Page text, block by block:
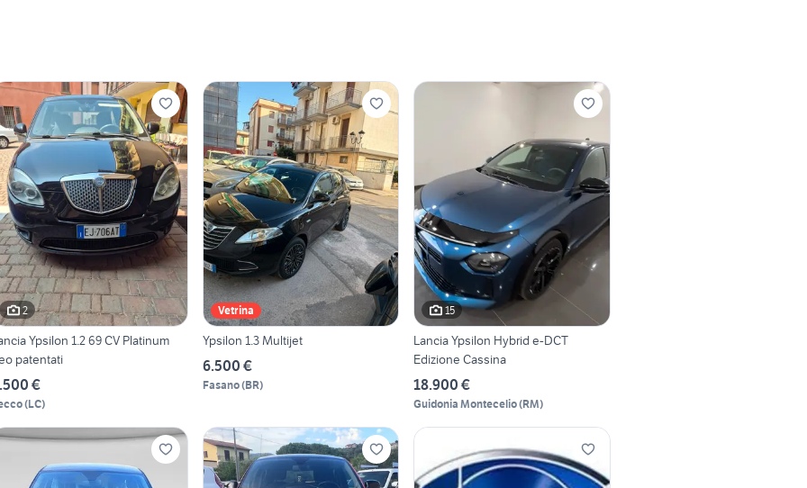
2
Ypsilon 1.2 69 CV Platinum
patentati
€
(LC)
Vetrina
Ypsilon 1.3 Multijet
6.500 €
Fasano(BR)
15
Lancia Ypsilon Hybrid e-DCT
Edizione Cassina
18.900 €
Guidonia Montecelio(RM)